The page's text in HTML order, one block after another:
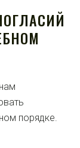
порядке.